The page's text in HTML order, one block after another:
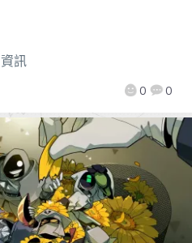
0 0
資訊